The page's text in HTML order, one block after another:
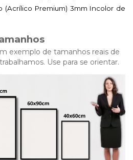
(Acrílico Premium) 3mm Incolor de
exemplo de tamanhos reais de
Use para se orientar.